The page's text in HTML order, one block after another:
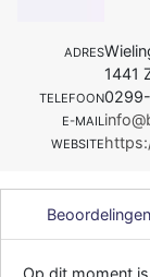
ADRES
1441
TELEFOON
E-MAIL
WEBSITE
Beoordelingen
Op dit moment